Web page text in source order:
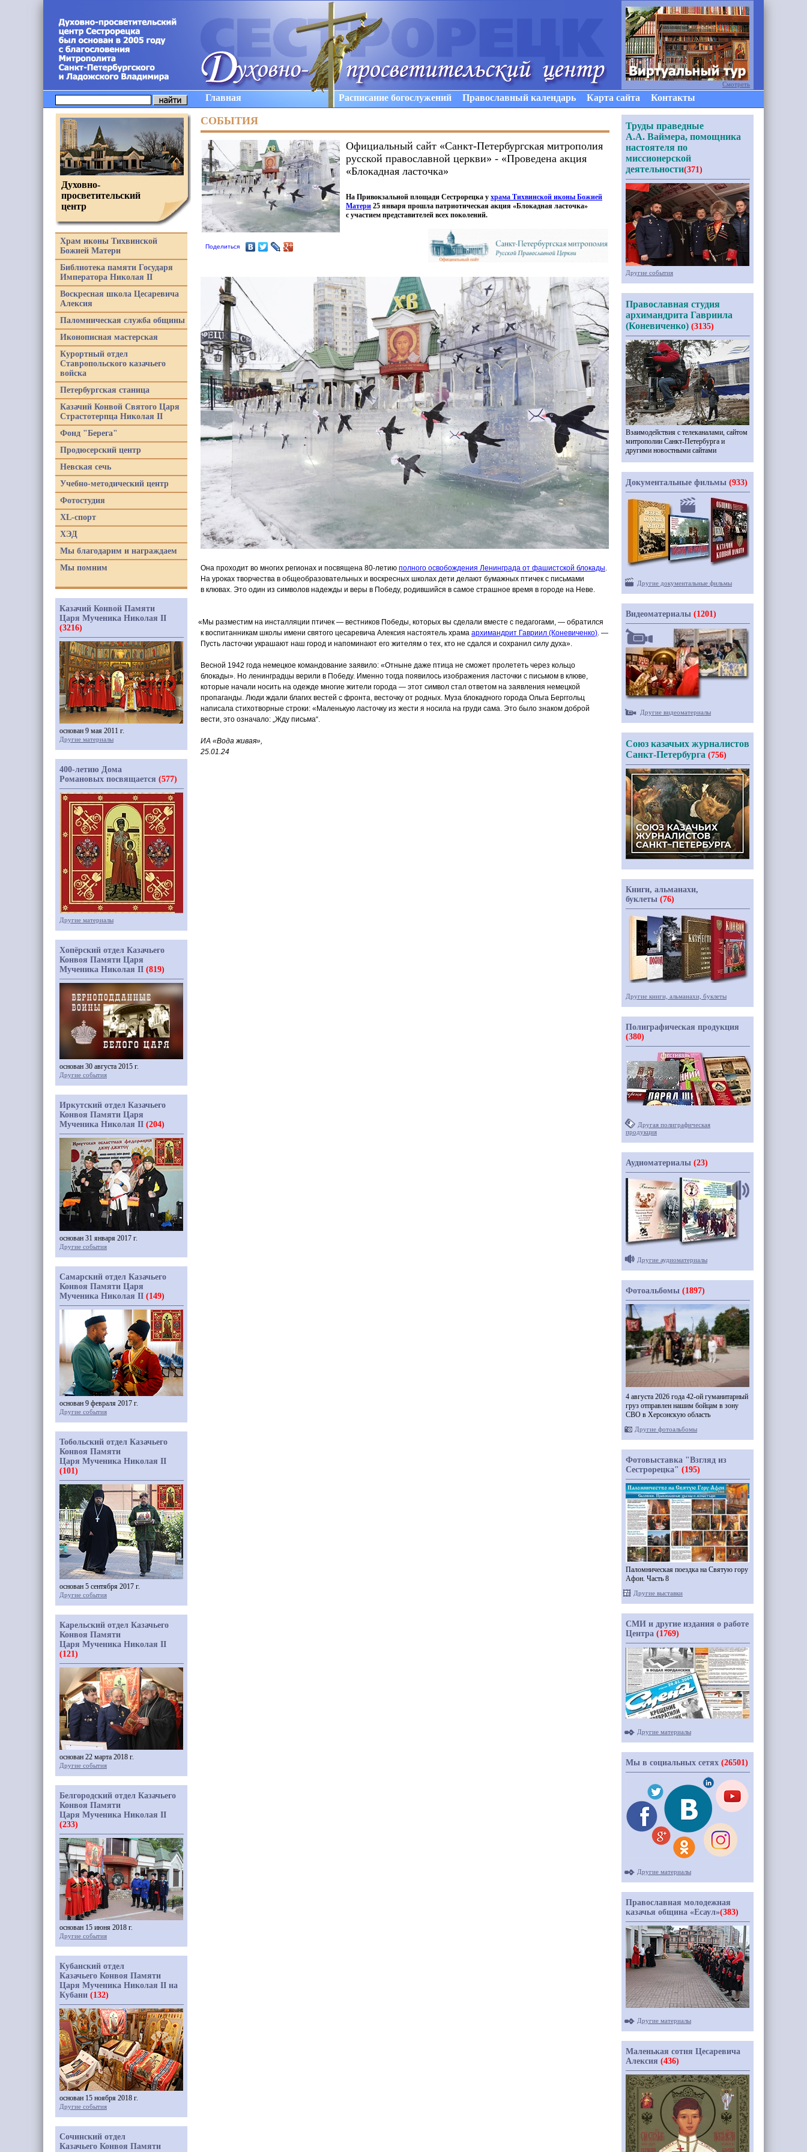
Главная Расписание богослужений Православный календарь Карта сайта Контакты
СОБЫТИЯ
Поделиться
Официальный сайт «Санкт-Петербургская митрополия
русской православной церкви» - «Проведена акция
«Блокадная ласточка»
На Привокзальной площади Сестрорецка у храма Тихвинской иконы Божией
Матери 25 января прошла патриотическая акция «Блокадная ласточка»
с участием представителей всех поколений.
Она проходит во многих регионах и посвящена 80-летию полного освобождения Ленинграда от фашистской блокады.
На уроках творчества в общеобразовательных и воскресных школах дети делают бумажных птичек с письмами
в клювах. Это один из символов надежды и веры в Победу, родившийся в самое страшное время в городе на Неве.
«Мы разместим на инсталляции птичек — вестников Победы, которых вы сделали вместе с педагогами, — обратился
к воспитанникам школы имени святого цесаревича Алексия настоятель храма архимандрит Гавриил (Коневиченко). —
Пусть ласточки украшают наш город и напоминают его жителям о тех, кто не сдался и сохранил силу духа».
Весной 1942 года немецкое командование заявило: «Отныне даже птица не сможет пролететь через кольцо
блокады». Но ленинградцы верили в Победу. Именно тогда появилось изображения ласточки с письмом в клюве,
которые начали носить на одежде многие жители города — этот символ стал ответом на заявления немецкой
пропаганды. Люди ждали благих вестей с фронта, весточку от родных. Муза блокадного города Ольга Берггольц
написала стихотворные строки: «Маленькую ласточку из жести я носила на груди сама. Это было знаком доброй
вести, это означало: „Жду письма“.
ИА «Водаживая»,
25.01.24
Духовно-
просветительский
центр
Храм иконы Тихвинской
Божией Матери
Библиотека памяти Государя
Императора Николая II
Воскресная школа Цесаревича
Алексия
Паломническая служба общины
Иконописная мастерская
Курортный отдел
Ставропольского казачьего
войска
Петербургская станица
Казачий Конвой Святого Царя
Страстотерпца Николая II
Фонд "Берега"
Продюсерский центр
Невская сечь
Учебно-методический центр
Фотостудия
XL-спорт
ХЭД
Мы благодарим и награждаем
Мы помним
Казачий Конвой Памяти
Царя Мученика Николая II
(3216)
основан 9 мая 2011 г.
Другие материалы
400-летию Дома
Романовых посвящается (577)
Другие материалы
Хопёрский отдел Казачьего
Конвоя Памяти Царя
Мученика Николая II (819)
основан 30 августа 2015 г.
Другие события
Иркутский отдел Казачьего
Конвоя Памяти Царя
Мученика Николая II (204)
основан 31 января 2017 г.
Другие события
Самарский отдел Казачьего
Конвоя Памяти Царя
Мученика Николая II (149)
основан 9 февраля 2017 г.
Другие события
Тобольский отдел Казачьего
Конвоя Памяти
Царя Мученика Николая II
(101)
основан 5 сентября 2017 г.
Другие события
Карельский отдел Казачьего
Конвоя Памяти
Царя Мученика Николая II
(121)
основан 22 марта 2018 г.
Другие события
Белгородский отдел Казачьего
Конвоя Памяти
Царя Мученика Николая II
(233)
основан 15 июня 2018 г.
Другие события
Кубанский отдел
Казачьего Конвоя Памяти
Царя Мученика Николая II на
Кубани (132)
основан 15 ноября 2018 г.
Другие события
Сочинский отдел
Казачьего Конвоя Памяти
Смотреть
Труды праведные
А.А. Ваймера, помощника
настоятеля по
миссионерской
деятельности(371)
Другие события
Православная студия
архимандрита Гавриила
(Коневиченко) (3135)
Взаимодействия с телеканалами, сайтом
митрополии Санкт-Петербурга и
другими новостными сайтами
Документальные фильмы (933)
Другие документальные фильмы
Видеоматериалы (1201)
Другие видеоматериалы
Союз казачьих журналистов
Санкт-Петербурга (756)
Книги, альманахи,
буклеты (76)
Другие книги, альманахи, буклеты
Полиграфическая продукция
(380)
Другая полиграфическая
продукция
Аудиоматериалы (23)
Другие аудиоматериалы
Фотоальбомы (1897)
4 августа 2026 года 42-ой гуманитарный
груз отправлен нашим бойцам в зону
СВО в Херсонскую область
Другие фотоальбомы
Фотовыставка "Взгляд из
Сестрорецка" (195)
Паломническая поездка на Святую гору
Афон. Часть 8
Другие выставки
СМИ и другие издания о работе
Центра (1769)
Другие материалы
Мы в социальных сетях (26501)
Другие материалы
Православная молодежная
казачья община «Есаул»(383)
Другие материалы
Маленькая сотня Цесаревича
Алексия (436)